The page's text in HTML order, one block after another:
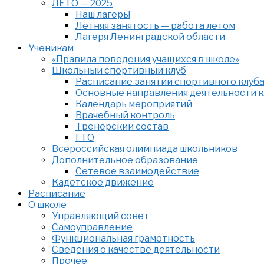
ЛЕТО — 2025
Наш лагерь!
Летняя занятость — работа летом
Лагеря Ленинградской области
Ученикам
«Правила поведения учащихся в школе»
Школьный спортивный клуб
Расписание занятий спортивного клуба
Основные направления деятельности
Календарь мероприятий
Врачебный контроль
Тренерский состав
ГТО
Всероссийская олимпиада школьников
Дополнительное образование
Сетевое взаимодействие
Кадетское движение
Расписание
О школе
Управляющий совет
Самоуправление
Функциональная грамотность
Сведения о качестве деятельности
Прочее